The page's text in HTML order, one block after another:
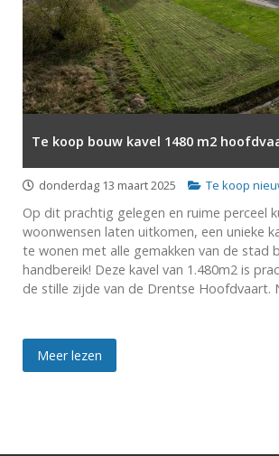
Te koop bouw kavel 1480 m2
donderdag 13 maart 2025 Te koop
Op dit prachtig gelegen en ruime perceel
woonwensen laten uitkomen, een unieke
te wonen met alle gemakken van de stad
handbereik! Deze kavel van 1.480m2 is
de stille zijde van de Drentse Hoofdvaart.
Meer lezen